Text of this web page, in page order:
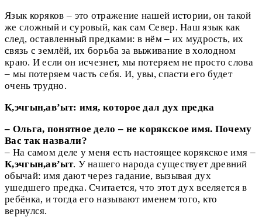
Язык коряков – это отражение нашей истории, он такой
же сложный и суровый, как сам Север. Наш язык как
след, оставленный предками: в нём – их мудрость, их
связь с землёй, их борьба за выживание в холодном
краю. И если он исчезнет, мы потеряем не просто слова
– мы потеряем часть себя. И, увы, спасти его будет
очень трудно.
К,эчгын,ав’ыт: имя, которое дал дух предка
– Ольга, понятное дело – не корякское имя. Почему
Вас так назвали?
– На самом деле у меня есть настоящее корякское имя –
К,эчгын,ав’ыт. У нашего народа существует древний
обычай: имя дают через гадание, вызывая дух
ушедшего предка. Считается, что этот дух вселяется в
ребёнка, и тогда его называют именем того, кто
вернулся.